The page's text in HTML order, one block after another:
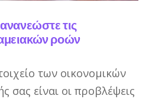
τις
ροών
των οικονομικών
σας είναι οι προβλέψεις